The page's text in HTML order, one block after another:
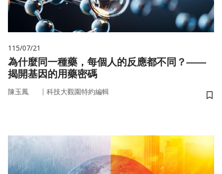
115/07/21
為什麼同一種藥，每個人的反應都不同？——
揭開基因的用藥密碼
陳玉鳳 ｜ 科技大觀園特約編輯
儲